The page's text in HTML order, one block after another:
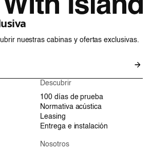
nuestras cabinas y ofertas exclusivas.
Descubrir
100 días de prueba
Normativa acústica
Leasing
Entrega e instalación
Nosotros